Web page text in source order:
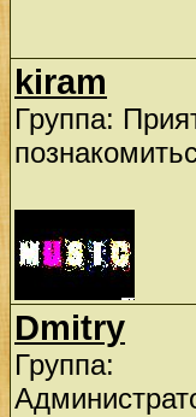
kiram
Группа:
Dmitry
Группа: